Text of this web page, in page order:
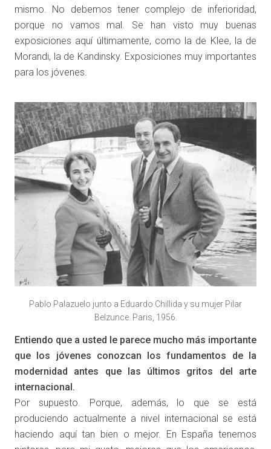
mismo. No debemos tener complejo de inferioridad,
porque no vamos mal. Se han visto muy buenas
exposiciones aquí últimamente, como la de Klee, la de
Morandi, la de Kandinsky. Exposiciones muy importantes
para los jóvenes.
Pablo Palazuelo junto a Eduardo Chillida y su mujer Pilar
Belzunce. Paris, 1956.
Entiendo que a usted le parece mucho más importante
que los jóvenes conozcan los fundamentos de la
modernidad antes que las últimos gritos del arte
internacional.
Por supuesto. Porque, además, lo que se está
produciendo actualmente a nivel internacional se está
haciendo aquí tan bien o mejor. En España tenemos